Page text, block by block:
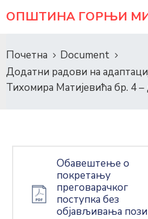
ОПШТИНА ГОРЊИ
Почетна
Document
Додатни радови на
Тихомира Матијевића бр. 4 –
Обавештење о
покретању
преговарачког
поступка без
објављивања